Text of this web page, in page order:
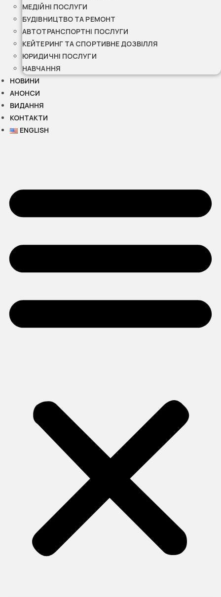
МЕДІЙНІ ПОСЛУГИ
БУДІВНИЦТВО ТА РЕМОНТ
АВТОТРАНСПОРТНІ ПОСЛУГИ
КЕЙТЕРИНГ ТА СПОРТИВНЕ ДОЗВІЛЛЯ
ЮРИДИЧНІ ПОСЛУГИ
НАВЧАННЯ
НОВИНИ
АНОНСИ
ВИДАННЯ
КОНТАКТИ
ENGLISH